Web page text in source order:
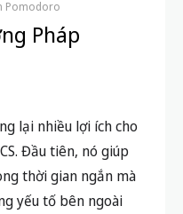
Pomodoro
Pháp
lại nhiều lợi ích cho
Đầu tiên, nó giúp
thời gian ngắn mà
yếu tố bên ngoài